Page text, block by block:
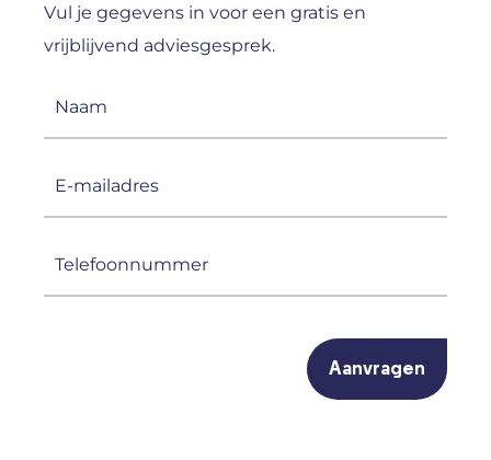
Vul je gegevens in voor een gratis en
vrijblijvend adviesgesprek.